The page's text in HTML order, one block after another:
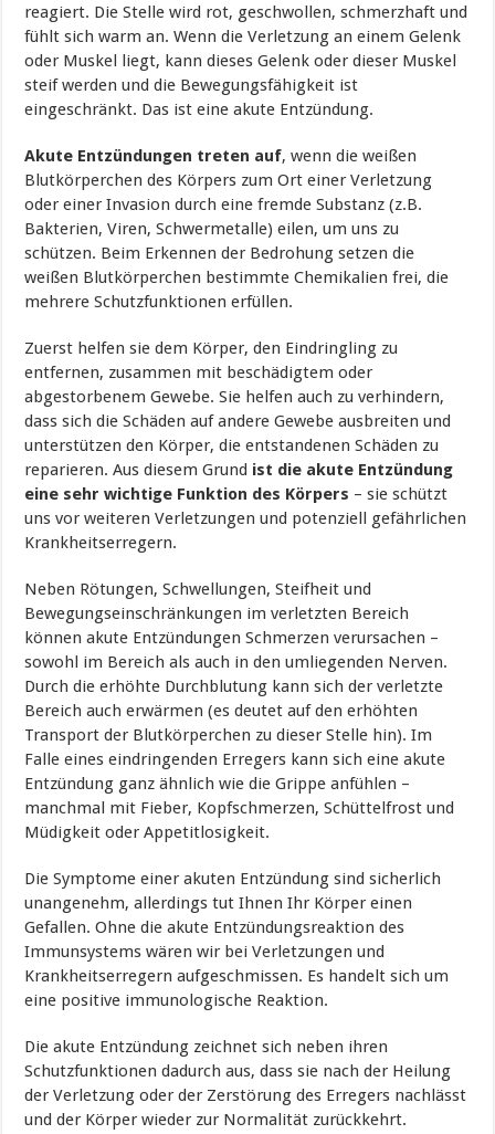
reagiert. Die Stelle wird rot, geschwollen, schmerzhaft und
fühlt sich warm an. Wenn die Verletzung an einem Gelenk
oder Muskel liegt, kann dieses Gelenk oder dieser Muskel
steif werden und die Bewegungsfähigkeit ist
eingeschränkt. Das ist eine akute Entzündung.
Akute Entzündungen treten auf, wenn die weißen
Blutkörperchen des Körpers zum Ort einer Verletzung
oder einer Invasion durch eine fremde Substanz (z.B.
Bakterien, Viren, Schwermetalle) eilen, um uns zu
schützen. Beim Erkennen der Bedrohung setzen die
weißen Blutkörperchen bestimmte Chemikalien frei, die
mehrere Schutzfunktionen erfüllen.
Zuerst helfen sie dem Körper, den Eindringling zu
entfernen, zusammen mit beschädigtem oder
abgestorbenem Gewebe. Sie helfen auch zu verhindern,
dass sich die Schäden auf andere Gewebe ausbreiten und
unterstützen den Körper, die entstandenen Schäden zu
reparieren. Aus diesem Grund ist die akute Entzündung
eine sehr wichtige Funktion des Körpers – sie schützt
uns vor weiteren Verletzungen und potenziell gefährlichen
Krankheitserregern.
Neben Rötungen, Schwellungen, Steifheit und
Bewegungseinschränkungen im verletzten Bereich
können akute Entzündungen Schmerzen verursachen –
sowohl im Bereich als auch in den umliegenden Nerven.
Durch die erhöhte Durchblutung kann sich der verletzte
Bereich auch erwärmen (es deutet auf den erhöhten
Transport der Blutkörperchen zu dieser Stelle hin). Im
Falle eines eindringenden Erregers kann sich eine akute
Entzündung ganz ähnlich wie die Grippe anfühlen –
manchmal mit Fieber, Kopfschmerzen, Schüttelfrost und
Müdigkeit oder Appetitlosigkeit.
Die Symptome einer akuten Entzündung sind sicherlich
unangenehm, allerdings tut Ihnen Ihr Körper einen
Gefallen. Ohne die akute Entzündungsreaktion des
Immunsystems wären wir bei Verletzungen und
Krankheitserregern aufgeschmissen. Es handelt sich um
eine positive immunologische Reaktion.
Die akute Entzündung zeichnet sich neben ihren
Schutzfunktionen dadurch aus, dass sie nach der Heilung
der Verletzung oder der Zerstörung des Erregers nachlässt
und der Körper wieder zur Normalität zurückkehrt.